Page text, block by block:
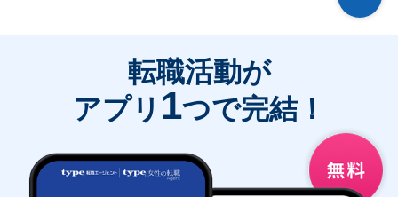
転職活動が
アプリ 1つで完結！